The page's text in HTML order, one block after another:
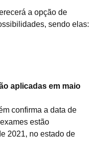
a opção de
sendo elas:
aplicadas em maio
confirma a data de
estão
2021, no estado de